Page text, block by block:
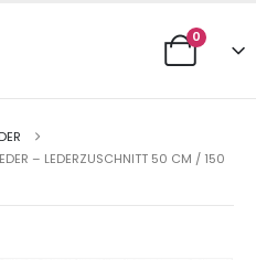
0
– LEDERZUSCHNITT 50 CM / 150 C